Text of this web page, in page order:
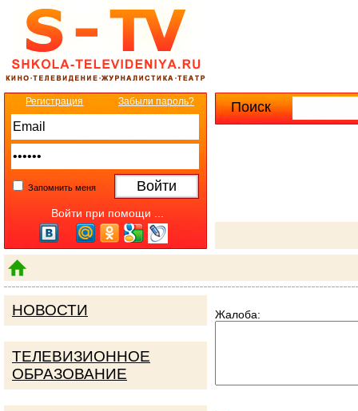
Поиск
Регистрация Забыли пароль?
Запомнить меня
Войти при помощи ...
Жалоба:
НОВОСТИ
ТЕЛЕВИЗИОННОЕ
ОБРАЗОВАНИЕ